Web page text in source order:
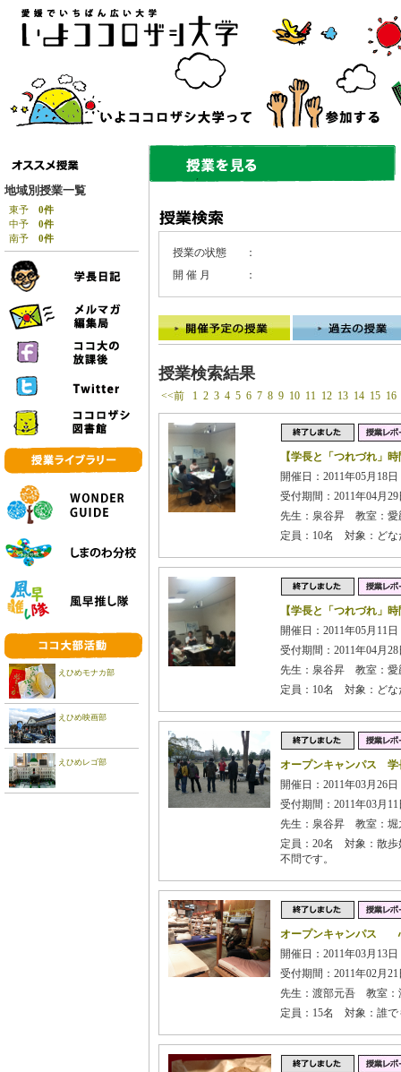
地域別授業一覧
東予 0件
中予 0件
南予 0件
えひめモナカ部
えひめ映画部
えひめレゴ部
授業の状態
：
開 催 月
：
授業検索結果
<<前 1 2 3 4 5 6 7 8 9 10 11 12 13 14 15 16
【学長と「つれづれ」
開催日：2011年05月18
受付期間：2011年04月
先生：泉谷昇 教室：愛
定員：10名 対象：どな
【学長と「つれづれ」
開催日：2011年05月11
受付期間：2011年04月
先生：泉谷昇 教室：愛
定員：10名 対象：どな
オープンキャンパス 学
開催日：2011年03月26
受付期間：2011年03月
先生：泉谷昇 教室：堀
定員：20名 対象：散歩
不問です。
オープンキャンパス
開催日：2011年03月13
受付期間：2011年02月
先生：渡部元吾 教室：
定員：15名 対象：誰で